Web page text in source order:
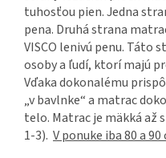
tuhosťou pien. Jedna
pena. Druhá strana
VISCO lenivú penu. Táto
osoby a ľudí, ktorí majú
Vďaka dokonalému
„v bavlnke“ a matrac
telo. Matrac je mäkká až
1-3). V ponuke iba 80 a 90